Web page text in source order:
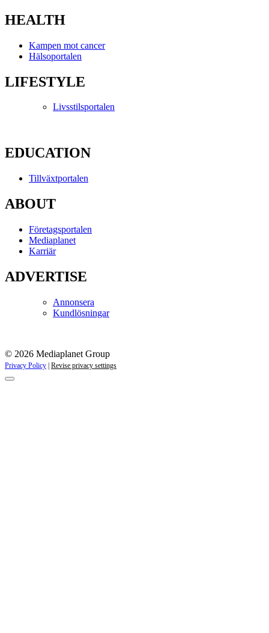
HEALTH
Kampen mot cancer
Hälsoportalen
LIFESTYLE
Livsstilsportalen
EDUCATION
Tillväxtportalen
ABOUT
Företagsportalen
Mediaplanet
Karriär
ADVERTISE
Annonsera
Kundlösningar
© 2026 Mediaplanet Group
Privacy Policy | Revise privacy settings